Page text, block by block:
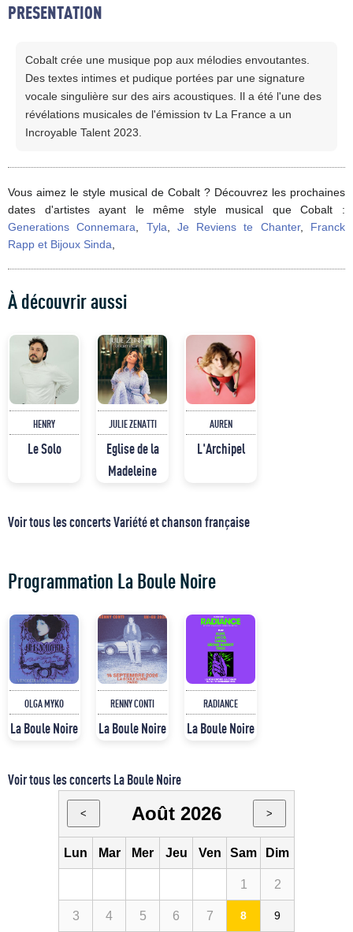
PRESENTATION
Cobalt crée une musique pop aux mélodies envoutantes.
Des textes intimes et pudique portées par une signature
vocale singulière sur des airs acoustiques. Il a été l'une des
révélations musicales de l'émission tv La France a un
Incroyable Talent 2023.
Vous aimez le style musical de Cobalt ? Découvrez les prochaines
dates d'artistes ayant le même style musical que Cobalt :
Generations Connemara
Tyla Je Reviens te Chanter, Franck
Rapp et Bijoux Sinda
À découvrir aussi
HENRY
Le Solo
JULIE ZENATTI
Eglise de la
Madeleine
AUREN
L'Archipel
Voir tous les concerts Variété et chanson française
Programmation La Boule Noire
OLGA MYKO
La Boule Noire
RENNY CONTI
La Boule Noire
RADIANCE
La Boule Noire
Voir tous les concerts La Boule Noire
< Août 2026 >
Lun Mar Mer Jeu Ven Sam Dim
1 2
3 4 5 6 7 8 9